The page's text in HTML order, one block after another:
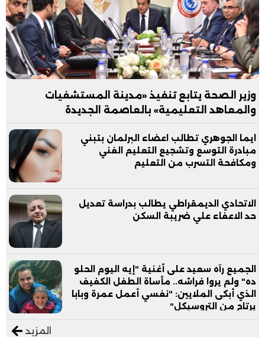
وزير الصحة يتابع تنفيذ «مدينة المستشفيات
والمعاهد التعليمية» بالعاصمة الجديدة
ايما الجوهري تطالب اعضاء البرلمان بتبني
مبادرة التوسع وتشجيع التعليم الفني
ومكافحة التسرب من التعليم
الاتحادي الديمقراطي يطالب بدراسة تعديل
حد الاعفاء علي ضريبة السكن
الجميع رآه سعيد على أغنية "إيه اليوم الحلو
ده" ولم يروا فراشه.. مأساة الطفل الكفيف
الذي أبكى الملايين: "نفسي أعمل عمرة وبابا
يرتاح من التروسيكل"
المزيد